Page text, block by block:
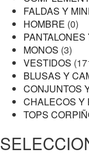
FALDAS Y
HOMBRE (0)
MONOS (3)
VESTIDOS
BLUSAS Y
CONJUNTOS
CHALECOS Y
TOPS